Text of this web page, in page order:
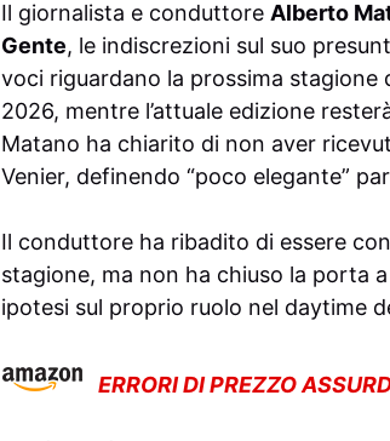
Il giornalista e conduttore Alberto
Gente, le indiscrezioni sul suo
voci riguardano la prossima stagione
2026, mentre l’attuale edizione
Matano ha chiarito di non aver
Venier, definendo “poco elegante”
Il conduttore ha ribadito di essere
stagione, ma non ha chiuso la porta
ipotesi sul proprio ruolo nel daytime
ERRORI DI PREZZO